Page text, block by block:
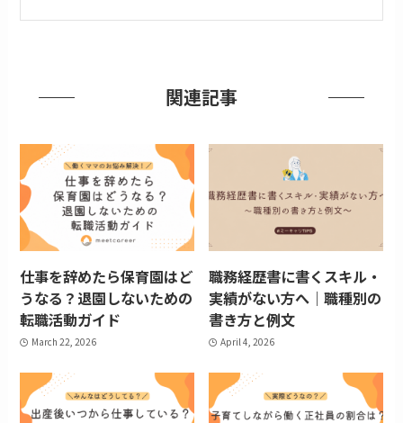
関連記事
仕事を辞めたら保育園はど
うなる？退園しないための
転職活動ガイド
March 22, 2026
職務経歴書に書くスキル・
実績がない方へ｜職種別の
書き方と例文
April 4, 2026